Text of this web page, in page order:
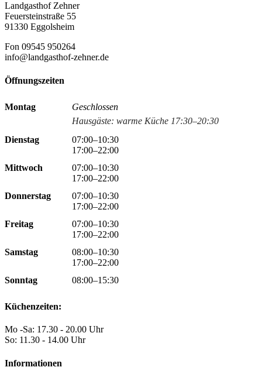
Landgasthof Zehner
Feuersteinstraße 55
91330 Eggolsheim
Fon 09545 950264
info@landgasthof-zehner.de
Öffnungszeiten
Montag
Geschlossen
Hausgäste: warme Küche 17:30–20:30
Dienstag
07:00–10:30
17:00–22:00
Mittwoch
07:00–10:30
17:00–22:00
Donnerstag
07:00–10:30
17:00–22:00
Freitag
07:00–10:30
17:00–22:00
Samstag
08:00–10:30
17:00–22:00
Sonntag
08:00–15:30
Küchenzeiten:
Mo -Sa: 17.30 - 20.00 Uhr
So: 11.30 - 14.00 Uhr
Informationen